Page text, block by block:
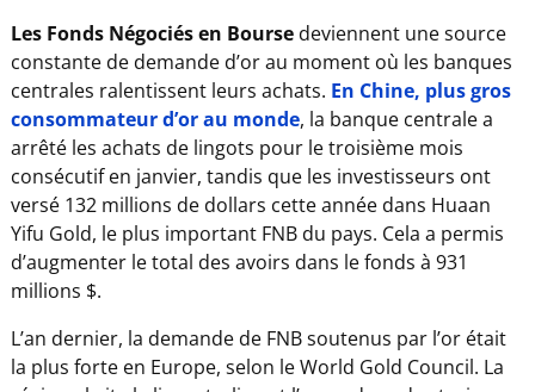
Les Fonds Négociés en Boursedeviennent une source
constante de demande d’or au moment où les banques
centrales ralentissent leurs achats. En Chine, plus gros
consommateur d’or au monde, la banque centrale a
arrêté les achats de lingots pour le troisième mois
consécutif en janvier, tandis que les investisseurs ont
versé 132 millions de dollars cette année dans Huaan
Yifu Gold, le plus important FNB du pays. Cela a permis
d’augmenter le total des avoirs dans le fonds à 931
millions $.
L’an dernier, la demande de FNB soutenus par l’or était
la plus forte en Europe, selon le World Gold Council. La